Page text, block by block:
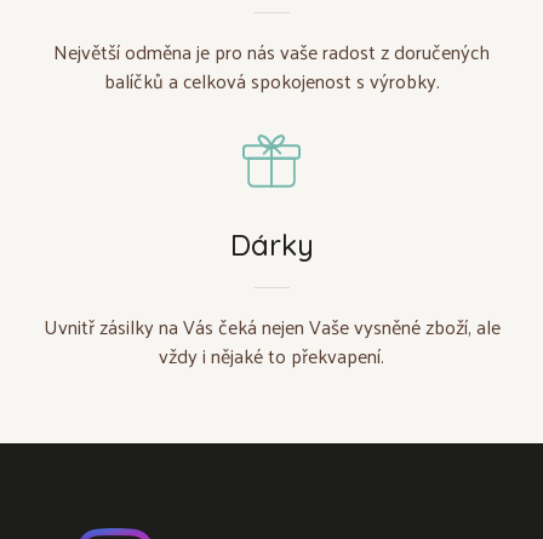
Největší odměna je pro nás vaše radost z doručených
balíčků a celková spokojenost s výrobky.
Dárky
Uvnitř zásilky na Vás čeká nejen Vaše vysněné zboží, ale
vždy i nějaké to překvapení.